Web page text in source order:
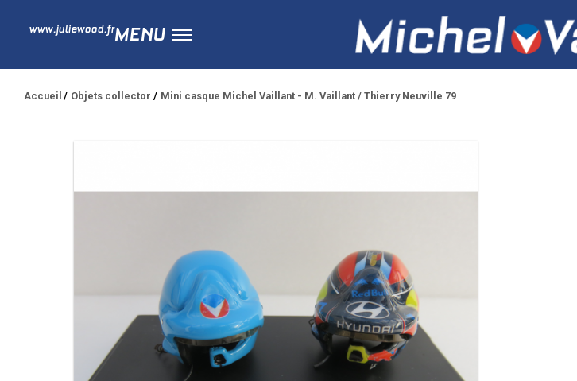
www.juliewood.frMENU
Accueil Objets collector Mini casque Michel Vaillant - M. Vaillant / Thierry Neuville 79